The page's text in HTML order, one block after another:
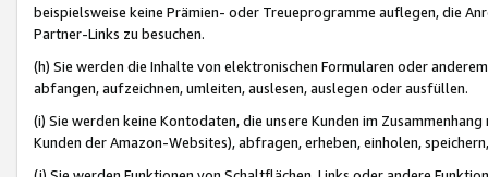
beispielsweise keine Prämien- oder Treueprogramme auflegen, die
Partner-Links zu besuchen.
(h) Sie werden die Inhalte von elektronischen Formularen oder
abfangen, aufzeichnen, umleiten, auslesen, auslegen oder ausfüllen.
(i) Sie werden keine Kontodaten, die unsere Kunden im
Kunden der Amazon-Websites), abfragen, erheben, einholen,